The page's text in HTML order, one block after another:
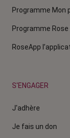
Programme Mon
Programme
RoseApp
S'ENGAGER
J'adhère
Je fais un don